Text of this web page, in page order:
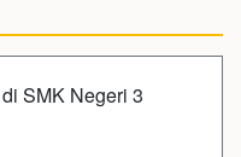
SMK Negeri 3